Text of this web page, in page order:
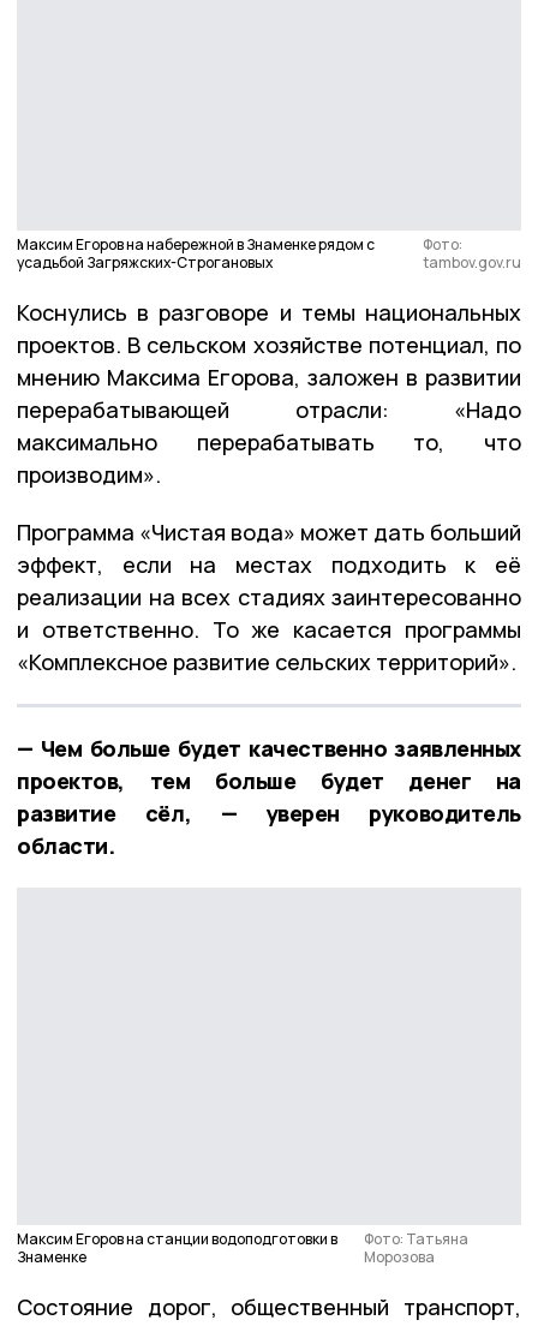
Максим Егоров на набережной в Знаменке рядом с
усадьбой Загряжских-Строгановых
Фото:
tambov.gov.ru
Коснулись в разговоре и темы национальных
проектов. В сельском хозяйстве потенциал, по
мнению Максима Егорова, заложен в развитии
перерабатывающей отрасли: «Надо
максимально перерабатывать то, что
производим».
Программа «Чистая вода» может дать больший
эффект, если на местах подходить к её
реализации на всех стадиях заинтересованно
и ответственно. То же касается программы
«Комплексное развитие сельских территорий».
— Чем больше будет качественно заявленных
проектов, тем больше будет денег на
развитие сёл, — уверен руководитель
области.
Максим Егоров на станции водоподготовки в
Знаменке
Фото: Татьяна
Морозова
Состояние дорог, общественный транспорт,